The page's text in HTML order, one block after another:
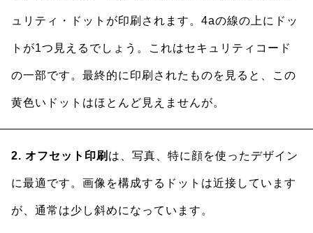
ュリティ・ドットが印刷されます。4aの線の上にドッ
トが1つ見えるでしょう。これはセキュリティコード
の一部です。最終的に印刷されたものを見ると、この
黄色いドットはほとんど見えませんが。
2. オフセット印刷 は、写真、特に顔を使ったデザイン
に最適です。画像を構成するドットは近接しています
が、通常は少し斜めになっています。